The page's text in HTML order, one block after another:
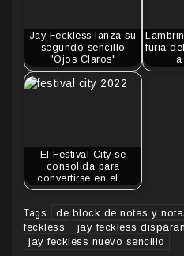
Jay Feckless lanza su
segundo sencillo
"Ojos Claros"
furia
a
El Festival City se
consolida para
convertirse en el…
Tags: de block de notas y
feckless
jay feckless
jay feckless nuevo sencillo